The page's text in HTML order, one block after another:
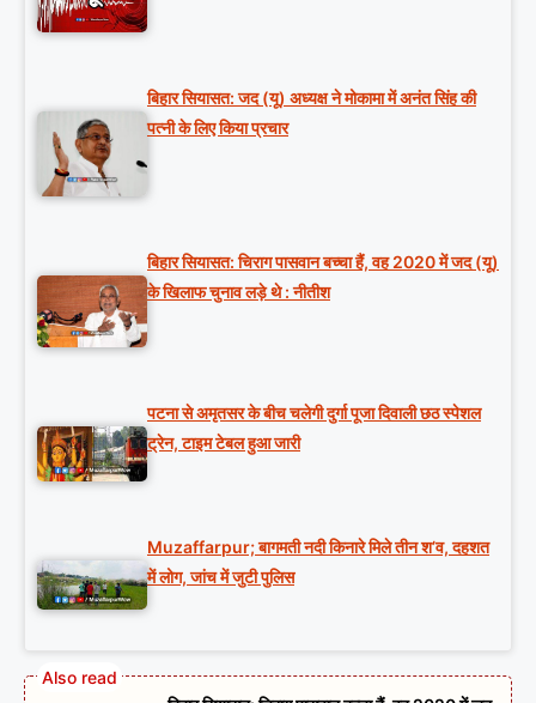
बिहार सियासत: जद (यू) अध्यक्ष ने मोकामा में अनंत सिंह की
पत्नी के लिए किया प्रचार
बिहार सियासत: चिराग पासवान बच्चा हैं, वह 2020 में जद (यू)
के खिलाफ चुनाव लड़े थे : नीतीश
पटना से अमृतसर के बीच चलेगी दुर्गा पूजा दिवाली छठ स्पेशल
ट्रेन, टाइम टेबल हुआ जारी
Muzaffarpur; बागमती नदी किनारे मिले तीन श’व, दहशत
में लोग, जांच में जुटी पुलिस